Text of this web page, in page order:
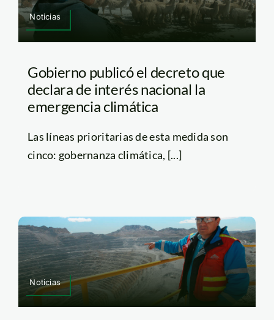
Noticias
Gobierno publicó el decreto que
declara de interés nacional la
emergencia climática
Las líneas prioritarias de esta medida son
cinco: gobernanza climática, [...]
Noticias